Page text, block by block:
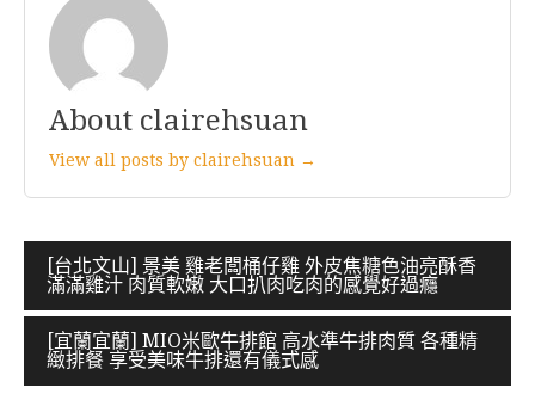
About clairehsuan
View all posts by clairehsuan →
文
章
導
覽
[台北文山] 景美 雞老闆桶仔雞 外皮焦糖色油亮酥香
滿滿雞汁 肉質軟嫩 大口扒肉吃肉的感覺好過癮
[宜蘭宜蘭] MIO米歐牛排館 高水準牛排肉質 各種精
緻排餐 享受美味牛排還有儀式感